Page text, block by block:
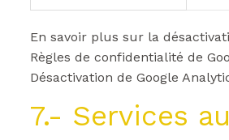
En savoir plus sur la
Règles de confidentialité de
Désactivation de Google
7.- Services